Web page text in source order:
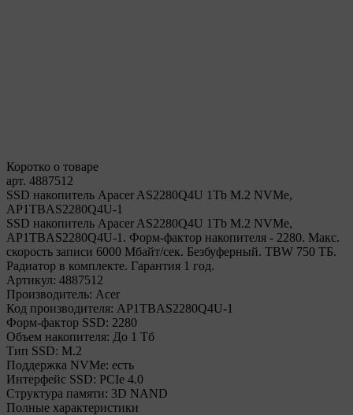
Коротко о товаре
арт. 4887512
SSD накопитель Apacer AS2280Q4U 1Tb M.2 NVMe,
AP1TBAS2280Q4U-1
SSD накопитель Apacer AS2280Q4U 1Tb M.2 NVMe,
AP1TBAS2280Q4U-1. Форм-фактор накопителя - 2280. Макс.
скорость записи 6000 Мбайт/сек. Безбуферный. TBW 750 ТБ.
Радиатор в комплекте. Гарантия 1 год.
Артикул: 4887512
Производитель: Acer
Код производителя: AP1TBAS2280Q4U-1
Форм-фактор SSD: 2280
Объем накопителя: До 1 Тб
Тип SSD: М.2
Поддержка NVMe: есть
Интерфейс SSD: PCIe 4.0
Структура памяти: 3D NAND
Полные характеристики